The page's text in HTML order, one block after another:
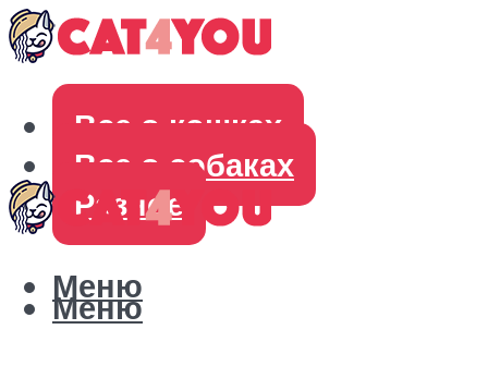
Все о кошках
Все о собаках
Разное
Меню
Меню